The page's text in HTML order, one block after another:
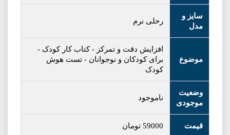
سایز و
مدل
رحلی نرم
موضوع
افزایش دقت و تمرکز -کتاب کار کودک -
برای کودکان و نوجوانان - تست هوش
کودک
وضعیت
موجودی
ناموجود
قیمت 59000 تومان